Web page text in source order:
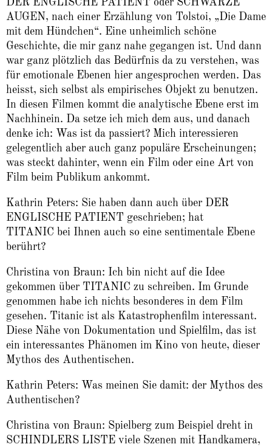
DER ENGLISCHE PATIENT oder SCHWARZE
AUGEN, nach einer Erzählung von Tolstoi, „Die Dame
mit dem Hündchen“. Eine unheimlich schöne
Geschichte, die mir ganz nahe gegangen ist. Und dann
war ganz plötzlich das Bedürfnis da zu verstehen, was
für emotionale Ebenen hier angesprochen werden. Das
heisst, sich selbst als empirisches Objekt zu benutzen.
In diesen Filmen kommt die analytische Ebene erst im
Nachhinein. Da setze ich mich dem aus, und danach
denke ich: Was ist da passiert? Mich interessieren
gelegentlich aber auch ganz populäre Erscheinungen;
was steckt dahinter, wenn ein Film oder eine Art von
Film beim Publikum ankommt.
Kathrin Peters: Sie haben dann auch über DER
ENGLISCHE PATIENT geschrieben; hat
TITANIC bei Ihnen auch so eine sentimentale Ebene
berührt?
Christina von Braun: Ich bin nicht auf die Idee
gekommen über TITANIC zu schreiben. Im Grunde
genommen habe ich nichts besonderes in dem Film
gesehen. Titanic ist als Katastrophenfilm interessant.
Diese Nähe von Dokumentation und Spielfilm, das ist
ein interessantes Phänomen im Kino von heute, dieser
Mythos des Authentischen.
Kathrin Peters: Was meinen Sie damit: der Mythos des
Authentischen?
Christina von Braun: Spielberg zum Beispiel dreht in
SCHINDLERS LISTE viele Szenen mit Handkamera,